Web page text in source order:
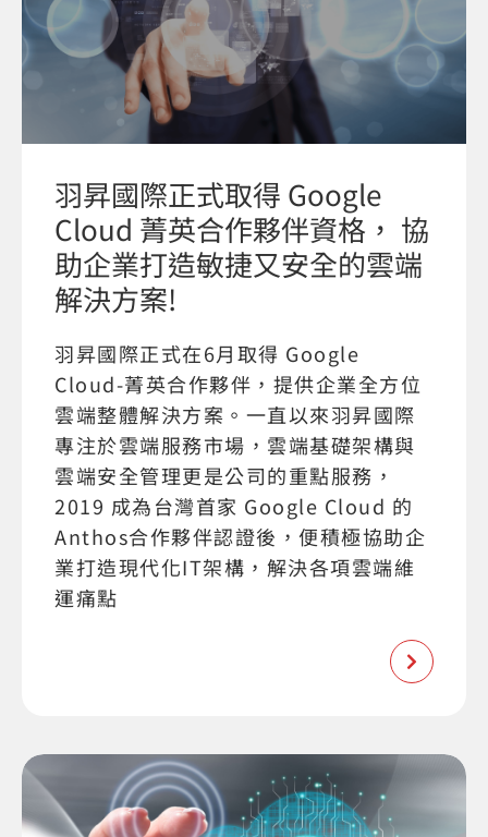
羽昇國際正式取得 Google
Cloud 菁英合作夥伴資格， 協
助企業打造敏捷又安全的雲端
解決方案!
羽昇國際正式在6月取得 Google
Cloud-菁英合作夥伴，提供企業全方位
雲端整體解決方案。一直以來羽昇國際
專注於雲端服務市場，雲端基礎架構與
雲端安全管理更是公司的重點服務，
2019 成為台灣首家 Google Cloud 的
Anthos合作夥伴認證後，便積極協助企
業打造現代化IT架構，解決各項雲端維
運痛點